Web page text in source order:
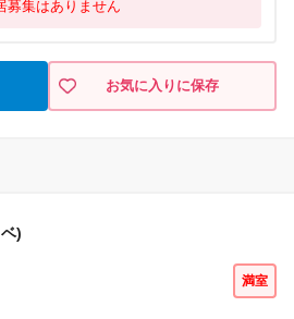
募集はありません
お気に入りに保存
)
満室